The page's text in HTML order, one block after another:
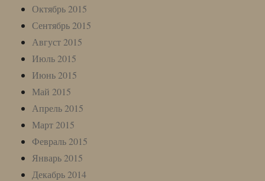
Октябрь 2015
Сентябрь 2015
Август 2015
Июль 2015
Июнь 2015
Май 2015
Апрель 2015
Март 2015
Февраль 2015
Январь 2015
Декабрь 2014